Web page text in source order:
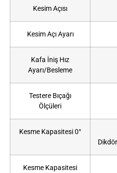
Kesim Açısı
Kesim Açı Ayarı
Kafa İniş Hız
Ayarı/Besleme
Testere Bıçağı
Ölçüleri
Kesme Kapasitesi 0°
Kesme Kapasitesi